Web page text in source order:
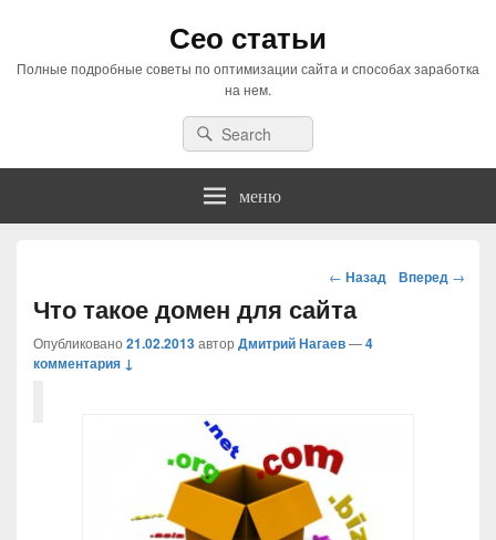
Сео статьи
Полные подробные советы по оптимизации сайта и способах заработка
на нем.
Search
for:
Search
меню
Навигация
статьям
← Назад Вперед →
Что такое домен для сайта
Опубликовано 21.02.2013автор Дмитрий Нагаев—4
комментария ↓